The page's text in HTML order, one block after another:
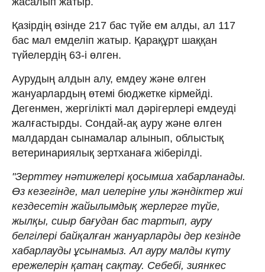
Қазірдің өзінде 217 бас түйе ем алды, ал 117
бас мал емделіп жатыр. Қарақұрт шаққан
түйелердің 63-і өлген.
Аурудың алдын алу, емдеу және өлген
жануарлардың өтемі бюджетке кірмейді.
Дегенмен, жергілікті мал дәрігерлері емдеуді
жалғастырды. Сондай-ақ ауру және өлген
малдардан сынамалар алынып, облыстық
ветеринариялық зертханаға жіберілді.
"Зерттеу нәтижелері қосымша хабарланады.
Өз кезегінде, мал иелеріне улы жәндіктер жиі
кездесетін жайылымдық жерлерге түйе,
жылқы, сиыр бағудан бас тартып, ауру
белгілері байқалған жануарларды дер кезінде
хабарлауды ұсынамыз. Ал ауру малды күту
ережелерін қатаң сақтау. Себебі, зиянкес